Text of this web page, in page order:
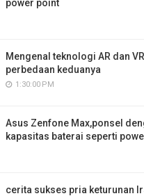
power point
Mengenal teknologi AR dan
perbedaan keduanya
1:30:00 PM
Asus Zenfone Max,ponsel
kapasitas baterai seperti
cerita sukses pria keturunan